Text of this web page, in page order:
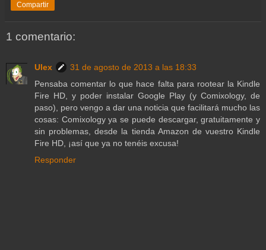
Compartir
1 comentario:
Ulex
31 de agosto de 2013 a las 18:33
Pensaba comentar lo que hace falta para rootear la Kindle
Fire HD, y poder instalar Google Play (y Comixology, de
paso), pero vengo a dar una noticia que facilitará mucho las
cosas: Comixology ya se puede descargar, gratuitamente y
sin problemas, desde la tienda Amazon de vuestro Kindle
Fire HD, ¡así que ya no tenéis excusa!
Responder